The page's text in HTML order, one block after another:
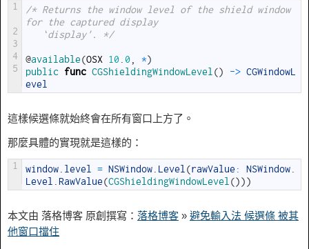
1
2
3
4
5
/* Returns the window level of the shield window
for the captured display
`display'. */
@available(OSX 10 0 *)
public func CGShieldingWindowLevel () -> CGWindowL
evel
這樣候選條就始終會在所有窗口上方了。
那麼具體的實現就是這樣的：
1 window level = NSWindow Level (rawValue: NSWindow
Level
RawValue(CGShieldingWindowLevel ()))
本文由 落格博客 原創撰寫： 落格博客 » 避免輸入法 候選條 被其
他窗口擋住